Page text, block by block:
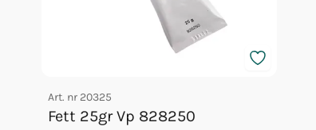
Art. nr 20325
Fett 25gr Vp 828250